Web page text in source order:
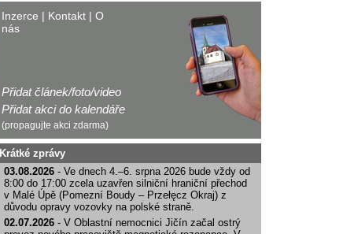
Inzerce | Kontakt | O
nás
Přidat článek/foto/video
Přidat akci do kalendáře
(propagujte akci zdarma)
Krátké zprávy
03.08.2026 - Ve dnech 4.–6. srpna 2026 bude vždy od
8:00 do 17:00 zcela uzavřen silniční hraniční přechod
v Malé Úpě (Pomezní Boudy – Przełęcz Okraj) z
důvodu opravy vozovky na polské straně.
02.07.2026 - V Oblastní nemocnici Jičín začal ostrý